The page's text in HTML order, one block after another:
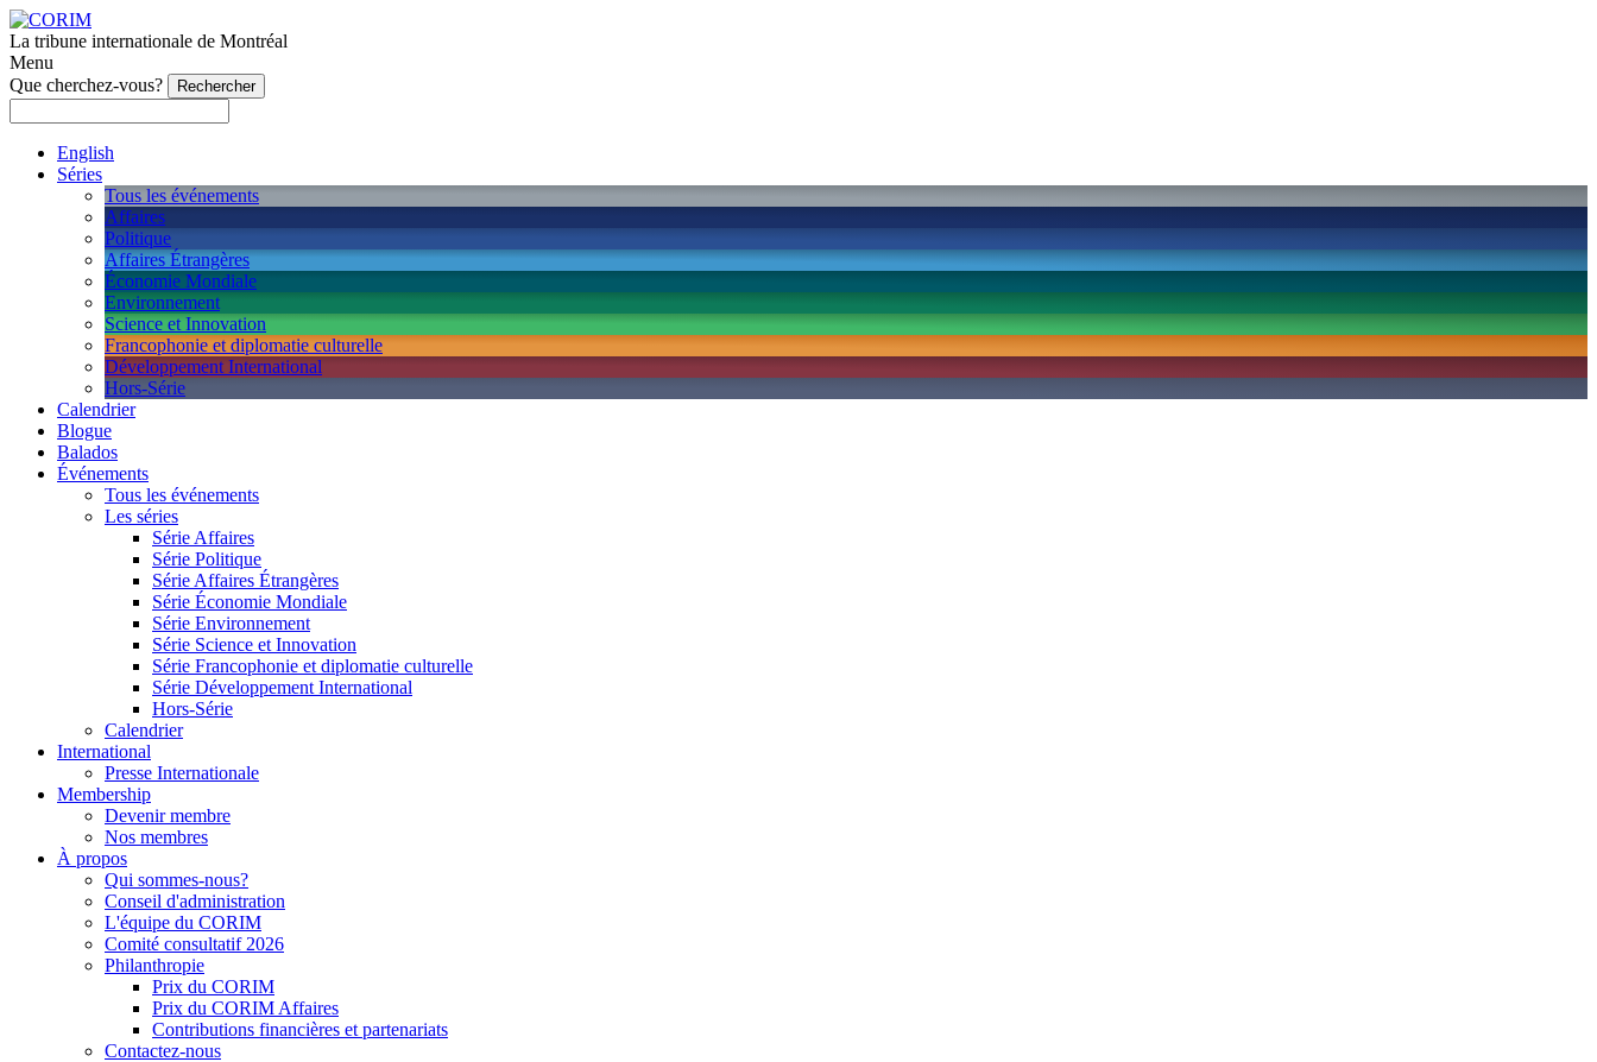
La tribune internationale de Montréal
Menu
Que cherchez-vous?
English
Séries
Tous les événements
Affaires
Politique
Affaires Étrangères
Économie Mondiale
Environnement
Science et Innovation
Francophonie et diplomatie culturelle
Développement International
Hors-Série
Calendrier
Blogue
Balados
Événements
Tous les événements
Les séries
Série Affaires
Série Politique
Série Affaires Étrangères
Série Économie Mondiale
Série Environnement
Série Science et Innovation
Série Francophonie et diplomatie culturelle
Série Développement International
Hors-Série
Calendrier
International
Presse Internationale
Membership
Devenir membre
Nos membres
À propos
Qui sommes-nous?
Conseil d'administration
L'équipe du CORIM
Comité consultatif 2026
Philanthropie
Prix du CORIM
Prix du CORIM Affaires
Contributions financières et partenariats
Contactez-nous